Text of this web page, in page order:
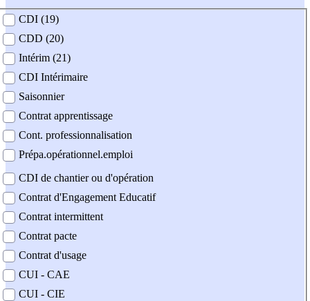
contrat
CDI (19)
CDD (20)
Intérim (21)
CDI Intérimaire
Saisonnier
Contrat apprentissage
Cont. professionnalisation
Prépa.opérationnel.emploi
CDI de chantier ou d'opération
Contrat d'Engagement Educatif
Contrat intermittent
Contrat pacte
Contrat d'usage
CUI - CAE
CUI - CIE